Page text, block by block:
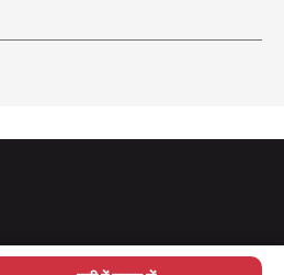
© 2026 pileskailaj